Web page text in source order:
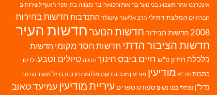
אינטרנט אתר השבוע בני נוער בריאות ורפואה בר מצווה בתי ספר האגף לשירותים
חברתיים המלצת דתילי הרב אליעזר שינוולד התנדבות חדשות בחירות
2008 חדשות הבידור חדשות הנוערחדשות העיר
חדשות הציבור הדתי חדשות חסד מקומי חדשות
כלכלה חידון פ"ש חיים ביבסחינוך חנוכה טיולים וטבע ילדים
כתבות מד"א מודיעין מודיעין מכבים רעות מלחמת חרבות ברזל משרד החינוך
נדל"ן נפתלי בנט נשים ספורט ספרים עיריית מודיעין עמיעד טאוב